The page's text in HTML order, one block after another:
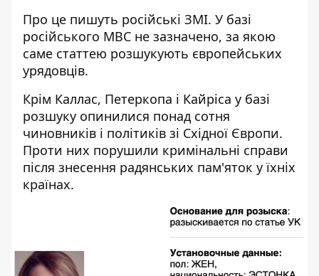
Про це пишуть російські ЗМІ. У базі
російського МВС не зазначено, за якою
саме статтею розшукують європейських
урядовців.
Крім Каллас, Петеркопа і Кайріса у базі
розшуку опинилися понад сотня
чиновників і політиків зі Східної Європи.
Проти них порушили кримінальні справи
після знесення радянських пам'яток у їхніх
країнах.